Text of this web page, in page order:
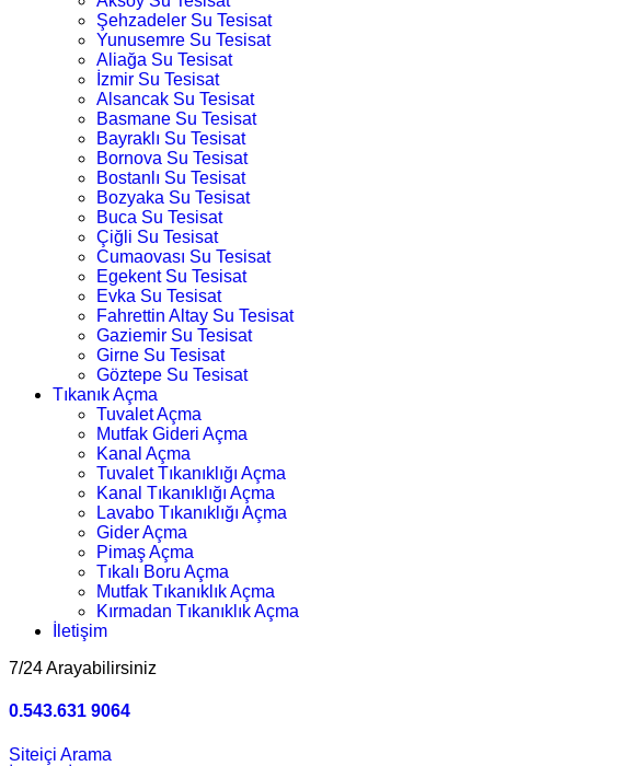
Şehzadeler Su Tesisat
Yunusemre Su Tesisat
Aliağa Su Tesisat
İzmir Su Tesisat
Alsancak Su Tesisat
Basmane Su Tesisat
Bayraklı Su Tesisat
Bornova Su Tesisat
Bostanlı Su Tesisat
Bozyaka Su Tesisat
Buca Su Tesisat
Çiğli Su Tesisat
Cumaovası Su Tesisat
Egekent Su Tesisat
Evka Su Tesisat
Fahrettin Altay Su Tesisat
Gaziemir Su Tesisat
Girne Su Tesisat
Göztepe Su Tesisat
Tıkanık Açma
Tuvalet Açma
Mutfak Gideri Açma
Kanal Açma
Tuvalet Tıkanıklığı Açma
Kanal Tıkanıklığı Açma
Lavabo Tıkanıklığı Açma
Gider Açma
Pimaş Açma
Tıkalı Boru Açma
Mutfak Tıkanıklık Açma
Kırmadan Tıkanıklık Açma
İletişim
7/24 Arayabilirsiniz
0.543.631 9064
Siteiçi Arama